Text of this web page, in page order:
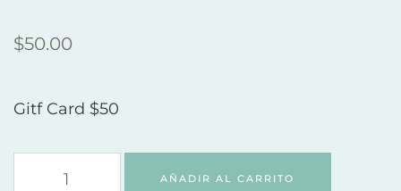
$50.00
Gitf Card $50
AÑADIR AL CARRITO